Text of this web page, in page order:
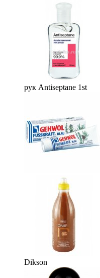
рук Antiseptane 1st
Dikson